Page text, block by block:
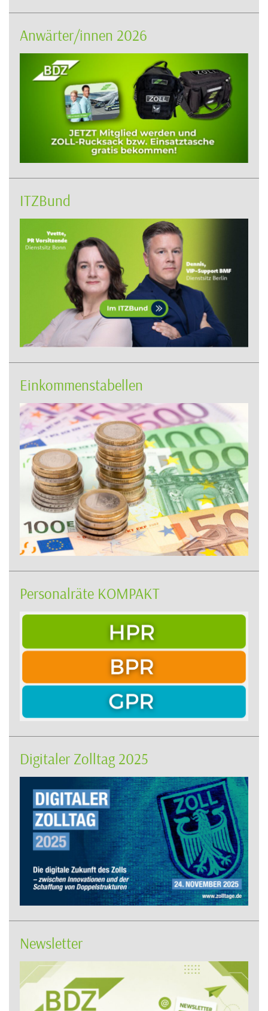
Anwärter/innen 2026
ITZBund
Einkommenstabellen
Personalräte KOMPAKT
Digitaler Zolltag 2025
Newsletter